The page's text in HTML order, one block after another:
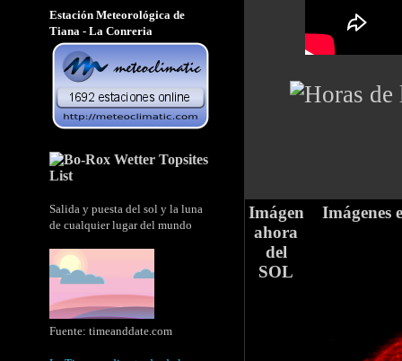
Imágen
ahora
del
SOL
Imágenes
Estación Meteorológica de
Tiana - La Conreria
Salida y puesta del sol y la luna
de cualquier lugar del mundo
Fuente: timeanddate.com